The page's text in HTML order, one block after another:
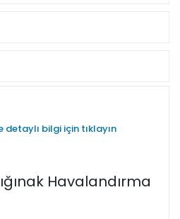
detaylı bilgi için tıklayın
Havalandırma